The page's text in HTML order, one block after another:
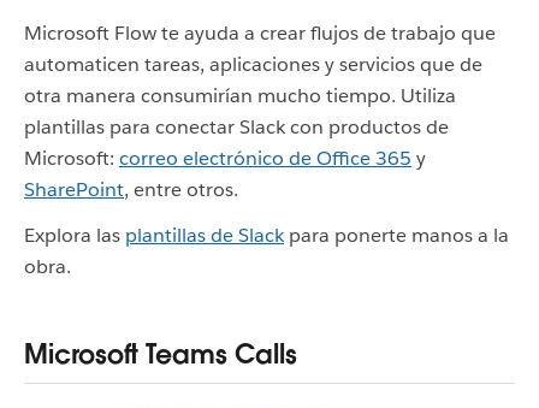
Microsoft Flow te ayuda a crear flujos de trabajo que
automaticen tareas, aplicaciones y servicios que de
otra manera consumirían mucho tiempo. Utiliza
plantillas para conectar Slack con productos de
Microsoft: correo electrónico de Office 365 y
SharePoint, entre otros.
Explora las plantillas de Slackpara ponerte manos a la
obra.
Microsoft Teams Calls